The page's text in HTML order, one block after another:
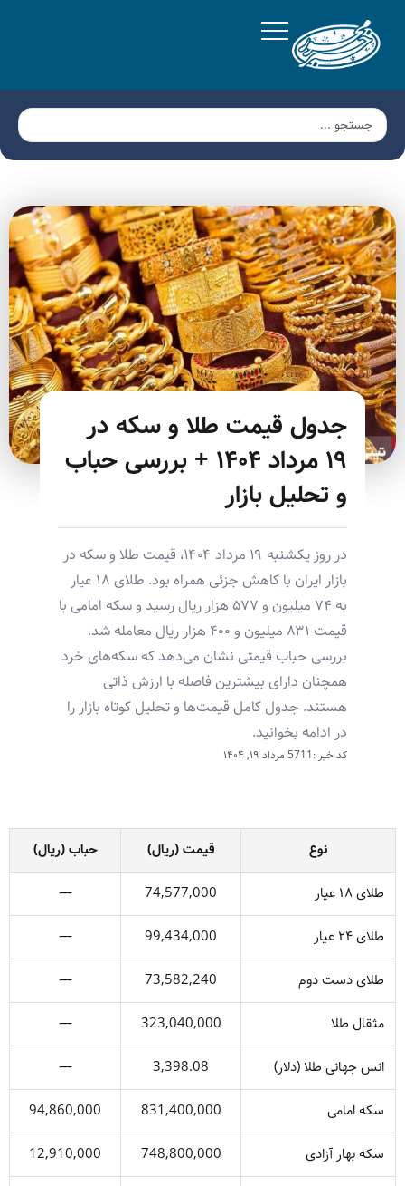
جدول قیمت طلا و سکه در
۱۹ مرداد ۱۴۰۴ + بررسی حباب
و تحلیل بازار
در روز یکشنبه ۱۹ مرداد ۱۴۰۴، قیمت طلا و سکه در
بازار ایران با کاهش جزئی همراه بود. طلای ۱۸ عیار
به ۷۴ میلیون و ۵۷۷ هزار ریال رسید و سکه امامی با
قیمت ۸۳۱ میلیون و ۴۰۰ هزار ریال معامله شد.
بررسی حباب قیمتی نشان می‌دهد که سکه‌های خرد
همچنان دارای بیشترین فاصله با ارزش ذاتی
هستند. جدول کامل قیمت‌ها و تحلیل کوتاه بازار را
در ادامه بخوانید.
کد خبر :5711 مرداد ۱۹, ۱۴۰۴
نوع قیمت (ریال)
حباب (ریال)
طلای ۱۸ عیار
74,577,000
—
طلای ۲۴ عیار
99,434,000
—
طلای دست دوم
73,582,240
—
مثقال طلا
323,040,000
—
انس جهانی طلا (دلار)
3,398.08
—
سکه امامی
831,400,000
94,860,000
سکه بهار آزادی
748,800,000
12,910,000